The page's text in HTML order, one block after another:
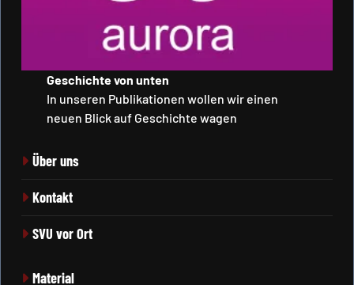
Geschichte von unten
In unseren Publikationen wollen wir einen
neuen Blick auf Geschichte wagen
Über uns
Kontakt
SVU vor Ort
Material